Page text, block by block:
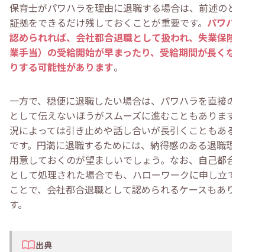
保育士がパワハラを理由に退職する場合は、前述のとおり
証拠をできるだけ残しておくことが重要です。 パワハラが
認められれば、会社都合退職として扱われ、失業保険（失
業手当）の受給開始が早まったり、受給期間が長くなった
りする可能性があります。
一方で、穏便に退職したい場合は、パワハラを直接の理由
として伝えないほうがスムーズに進むこともあります。状
況によっては引き止めや話し合いが長引くこともあるため
です。円満に退職するためには、納得感のある退職理由を
用意しておくのが望ましいでしょう。なお、自己都合退職
として処理された場合でも、ハローワークに申し立てする
ことで、会社都合退職として認められるケースもありま
す。
出典